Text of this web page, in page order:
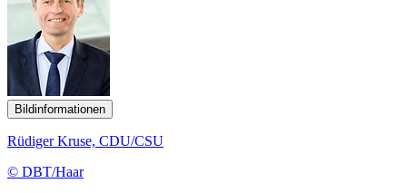
Bildinformationen
Rüdiger Kruse, CDU/CSU
© DBT/Haar